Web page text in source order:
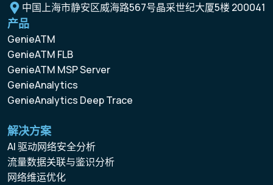
中国上海市静安区威海路567号晶采世纪大厦5楼 200041
产品
GenieATM
GenieATM FLB
GenieATM MSP Server
GenieAnalytics
GenieAnalytics Deep Trace
解决方案
AI 驱动网络安全分析
流量数据关联与鉴识分析
网络维运优化